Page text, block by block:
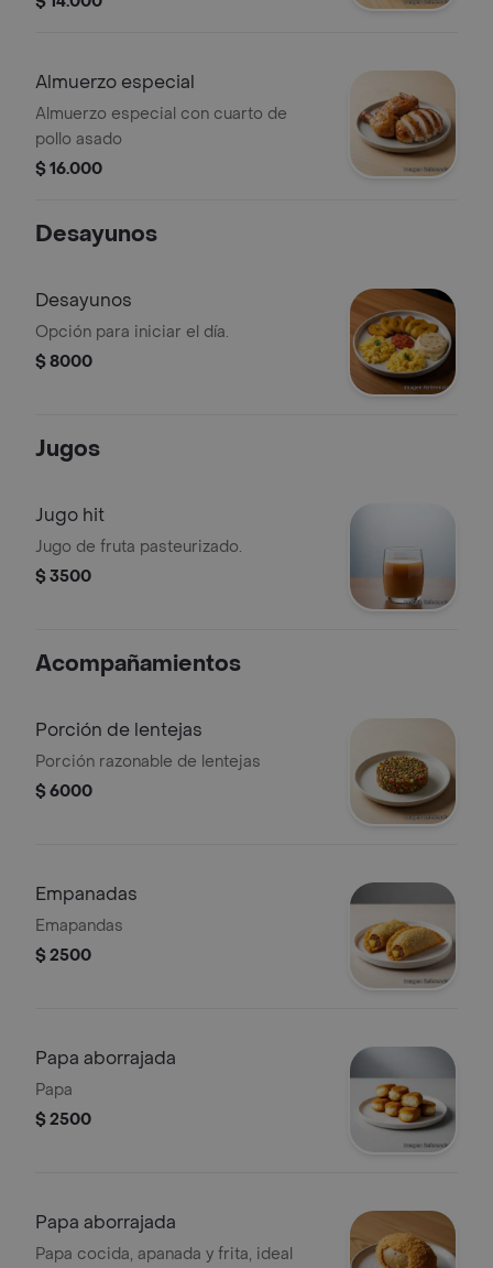
Almuerzo especial
Almuerzo especial con cuarto de
pollo asado
$ 16.000
Desayunos
Desayunos
Opción para iniciar el día.
$ 8000
Jugos
Jugo hit
Jugo de fruta pasteurizado.
$ 3500
Acompañamientos
Porción de lentejas
Porción razonable de lentejas
$ 6000
Empanadas
Emapandas
$ 2500
Papa aborrajada
Papa
$ 2500
Papa aborrajada
Papa cocida, apanada y frita, ideal